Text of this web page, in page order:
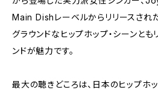
Main Dishレーベルからリリースされ
グラウンドなヒップホップ・シーンと
ンドが魅力です。
最大の聴きどころは、日本のヒップホ